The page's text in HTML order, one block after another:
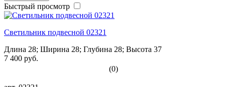
Быстрый просмотр
Светильник подвесной 02321
Длина 28; Ширина 28; Глубина 28; Высота 37
7 400 руб.
(0)